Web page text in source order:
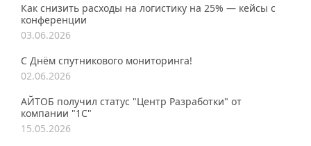
Как снизить расходы на логистику на 25% — кейсы с
конференции
03.06.2026
С Днём спутникового мониторинга!
02.06.2026
АЙТОБ получил статус "Центр Разработки" от
компании "1С"
15.05.2026